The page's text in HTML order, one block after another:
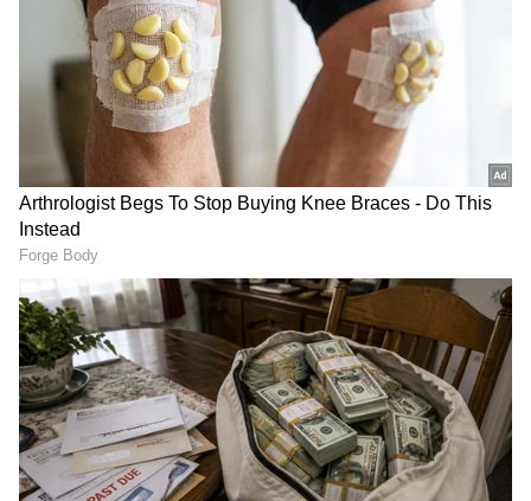
ಯಾರಿವರು ಕಿರಣ್‌ ಗ್ರಾಂಧಿ:
ಡೆಲ್ಲಿ ಕ್ಯಾಪಿಟಲ್ಸ್‌ ತಂಡದ
ಚೇರ್ಮನ್‌ ಹಾಗೂ ಸಹ ಮಾಲೀಕ ಕಿರಣ್‌ ಕುಮಾರ್‌ ಗ್ರಾಂಧಿ.
ವಾಣಿಜ್ಯ ಪದವೀಧರರಾಗಿರುವ ಕಿರಣ್‌ ಕುಮಾರ್‌, ಉದ್ಯಮಿ
ಜಿಎಂ ರಾವ್‌ ಅವರ ಕಿರಿಯ ಪುತ್ರ. 1999 ರಿಂದಲೂ ಅವರು
ಜಿಎಂಆರ್‌ ಬೋರ್ಡ್‌ನ ಪ್ರಮುಖ ಸದಸ್ಯರಾಗಿದ್ದಾರೆ. ಡೆಲ್ಲಿ
ಡೇರ್‌ಡೆವಿಲ್ಸ್‌ (ಡೆಲ್ಲಿ ಕ್ಯಾಪಿಟಲ್ಸ್‌) ತಂಡವನ್ನು ಶೇಪ್‌
ಮಾಡುವಲ್ಲಿ ಕಿರಣ್‌ ಕುಮಾರ್‌ ಅವರ ಪಾತ್ರವೇ
ಪ್ರಮುಖವಾದದ್ದು. ಈವರೆಗೂ ಒಮ್ಮೆಯೂ ಡೆಲ್ಲಿ ತಂಡ
ಐಪಿಎಲ್‌ ಟ್ರೋಫಿ ಗೆಲ್ಲದೇ ಇದ್ದರೂ, ಐಪಿಎಲ್‌ನಲ್ಲಿ ಇತ್ತೀಚಿನ
ವರ್ಷಗಳಲ್ಲಿ ತನ್ನ ಮೌಲ್ಯವನ್ನು ದೊಡ್ಡ ಮಟ್ಟದಲ್ಲಿ
ಏರಿಸಿಕೊಂಡಿದೆ. ಅದಕ್ಕೆ ಪ್ರಮುಖ ಕಾರಣ ಕಿರಣ್‌ ಕುಮಾರ್‌
ಗ್ರಾಂಧಿ.
ಶಬರಿಮಲೆಯ 18 ಪವಿತ್ರ ಮೆಟ್ಟಿಲು ಮೇಲೆ ನಿಂತು ಕೇರಳ
RECOMMENDED STORIES